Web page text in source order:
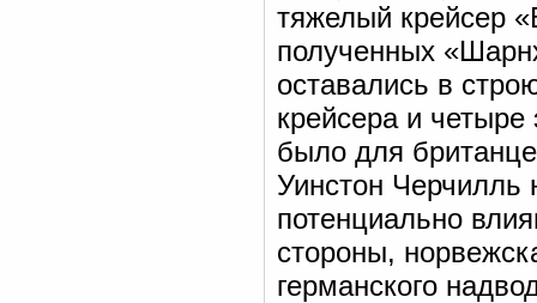
тяжелый крейсер
полученных
оставались в
крейсера и
было для
Уинстон Черчилль
потенциально
стороны,
германского